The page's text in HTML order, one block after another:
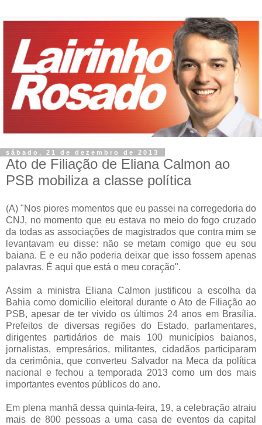
sábado, 21 de dezembro de 2013
Ato de Filiação de Eliana Calmon ao
PSB mobiliza a classe política
(A) "Nos piores momentos que eu passei na corregedoria do
CNJ, no momento que eu estava no meio do fogo cruzado
da todas as associações de magistrados que contra mim se
levantavam eu disse: não se metam comigo que eu sou
baiana. E e eu não poderia deixar que isso fossem apenas
palavras. É aqui que está o meu coração".
Assim a ministra Eliana Calmon justificou a escolha da
Bahia como domicílio eleitoral durante o Ato de Filiação ao
PSB, apesar de ter vivido os últimos 24 anos em Brasília.
Prefeitos de diversas regiões do Estado, parlamentares,
dirigentes partidários de mais 100 municípios baianos,
jornalistas, empresários, militantes, cidadãos participaram
da cerimônia, que converteu Salvador na Meca da política
nacional e fechou a temporada 2013 como um dos mais
importantes eventos públicos do ano.
Em plena manhã dessa quinta-feira, 19, a celebração atraiu
mais de 800 pessoas a uma casa de eventos da capital